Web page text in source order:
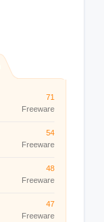
71
Freeware
54
Freeware
48
Freeware
47
Freeware